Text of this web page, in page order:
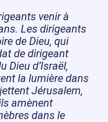
venir à
Les dirigeants
de Dieu, qui
de dirigeant
Dieu d’Israël,
la lumière dans
Jérusalem,
amènent
dans le